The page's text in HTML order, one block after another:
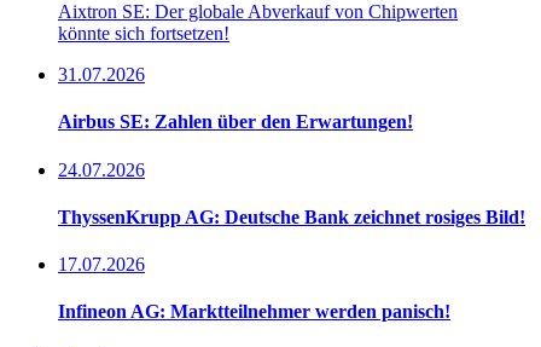
Aixtron SE: Der globale Abverkauf von Chipwerten
könnte sich fortsetzen!
31.07.2026
Airbus SE: Zahlen über den Erwartungen!
24.07.2026
ThyssenKrupp AG: Deutsche Bank zeichnet rosiges Bild!
17.07.2026
Infineon AG: Marktteilnehmer werden panisch!